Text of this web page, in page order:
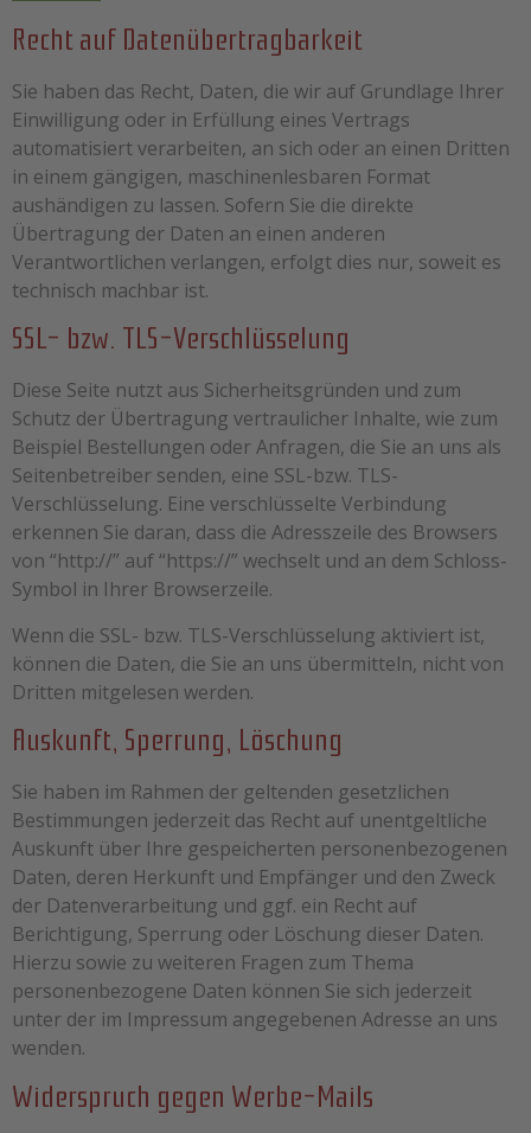
Recht auf Datenübertragbarkeit
Sie haben das Recht, Daten, die wir auf Grundlage Ihrer
Einwilligung oder in Erfüllung eines Vertrags
automatisiert verarbeiten, an sich oder an einen Dritten
in einem gängigen, maschinenlesbaren Format
aushändigen zu lassen. Sofern Sie die direkte
Übertragung der Daten an einen anderen
Verantwortlichen verlangen, erfolgt dies nur, soweit es
technisch machbar ist.
SSL- bzw. TLS-Verschlüsselung
Diese Seite nutzt aus Sicherheitsgründen und zum
Schutz der Übertragung vertraulicher Inhalte, wie zum
Beispiel Bestellungen oder Anfragen, die Sie an uns als
Seitenbetreiber senden, eine SSL-bzw. TLS-
Verschlüsselung. Eine verschlüsselte Verbindung
erkennen Sie daran, dass die Adresszeile des Browsers
von “http://” auf “https://” wechselt und an dem Schloss-
Symbol in Ihrer Browserzeile.
Wenn die SSL- bzw. TLS-Verschlüsselung aktiviert ist,
können die Daten, die Sie an uns übermitteln, nicht von
Dritten mitgelesen werden.
Auskunft, Sperrung, Löschung
Sie haben im Rahmen der geltenden gesetzlichen
Bestimmungen jederzeit das Recht auf unentgeltliche
Auskunft über Ihre gespeicherten personenbezogenen
Daten, deren Herkunft und Empfänger und den Zweck
der Datenverarbeitung und ggf. ein Recht auf
Berichtigung, Sperrung oder Löschung dieser Daten.
Hierzu sowie zu weiteren Fragen zum Thema
personenbezogene Daten können Sie sich jederzeit
unter der im Impressum angegebenen Adresse an uns
wenden.
Widerspruch gegen Werbe-Mails